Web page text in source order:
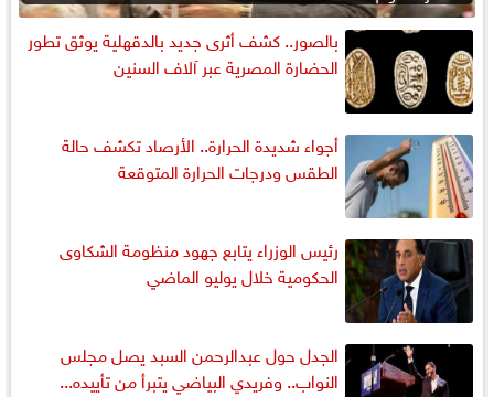
بالصور.. كشف أثرى جديد بالدقهلية يوثق تطور
الحضارة المصرية عبر آلاف السنين
أجواء شديدة الحرارة.. الأرصاد تكشف حالة
الطقس ودرجات الحرارة المتوقعة
رئيس الوزراء يتابع جهود منظومة الشكاوى
الحكومية خلال يوليو الماضي
الجدل حول عبدالرحمن السبد يصل مجلس
النواب.. وفريدي البياضي يتبرأ من تأييده...